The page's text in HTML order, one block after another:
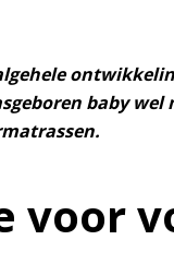
baby wel
voor